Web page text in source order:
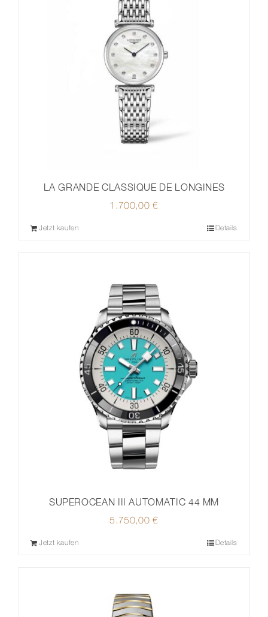
LA GRANDE CLASSIQUE DE LONGINES
1.700,00€
Jetzt kaufen Details
SUPEROCEAN III AUTOMATIC 44 MM
5.750,00€
Jetzt kaufen Details